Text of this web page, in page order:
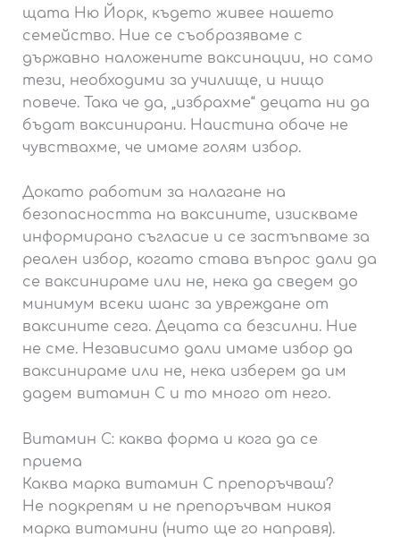
щата Ню Йорк, където живее нашето
семейство. Ние се съобразяваме с
държавно наложените ваксинации, но само
тези, необходими за училище, и нищо
повече. Така че да, „избрахме“ децата ни да
бъдат ваксинирани. Наистина обаче не
чувствахме, че имаме голям избор.
Докато работим за налагане на
безопасността на ваксините, изискваме
информирано съгласие и се застъпваме за
реален избор, когато става въпрос дали да
се ваксинираме или не, нека да сведем до
минимум всеки шанс за увреждане от
ваксините сега. Децата са безсилни. Ние
не сме. Независимо дали имаме избор да
ваксинираме или не, нека изберем да им
дадем витамин С и то много от него.
Витамин С: каква форма и кога да се
приема
Каква марка витамин С препоръчваш?
Не подкрепям и не препоръчвам никоя
марка витамини (нито ще го направя).